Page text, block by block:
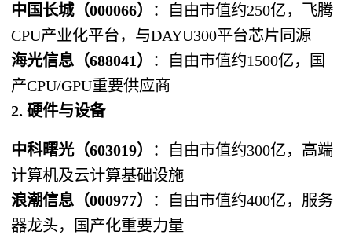
中国长城（000066）​
​：自由市值约250亿，飞腾
CPU产业化平台，与DAYU300平台芯片同源
海光信息（688041）​
​：自由市值约1500亿，国
产CPU/GPU重要供应商
2. 硬件与设备
中科曙光（603019）​
​：自由市值约300亿，高端
计算机及云计算基础设施
浪潮信息（000977）​
​：自由市值约400亿，服务
器龙头，国产化重要力量